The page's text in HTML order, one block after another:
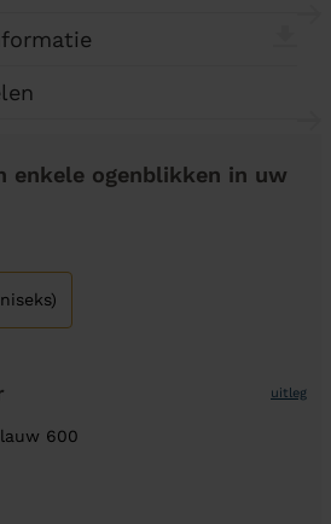
enkele ogenblikken in uw
uitleg
600